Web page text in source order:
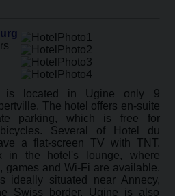
is located in Ugine only 9
The hotel offers en-suite
parking, which is free for
Several of Hotel du
a flat-screen TV with TNT.
in the hotel's lounge, where
games and Wi-Fi are available.
ideally situated near Annecy,
Swiss border. Ugine is also